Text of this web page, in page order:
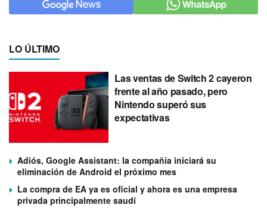
LO ÚLTIMO
Las ventas de Switch 2 cayeron
frente al año pasado, pero
Nintendo superó sus
expectativas
Adiós, Google Assistant: la compañía iniciará su
eliminación de Android el próximo mes
La compra de EA ya es oficial y ahora es una empresa
privada principalmente saudí